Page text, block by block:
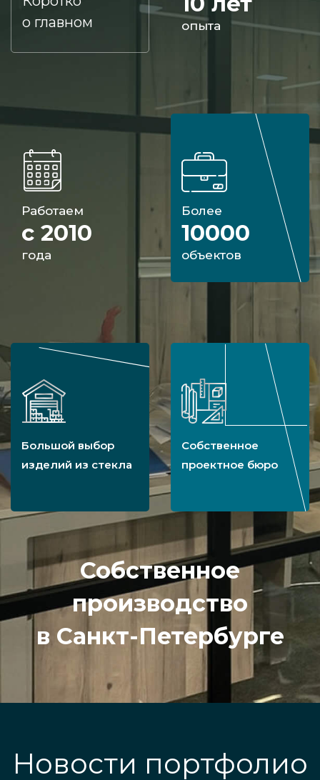
о главном
опыта
Работаем
с 2010
года
Более
10000
объектов
Большой выбор
изделий из стекла
Собственное
проектное бюро
Собственное
производство
в Санкт-Петербурге
Новости портфолио